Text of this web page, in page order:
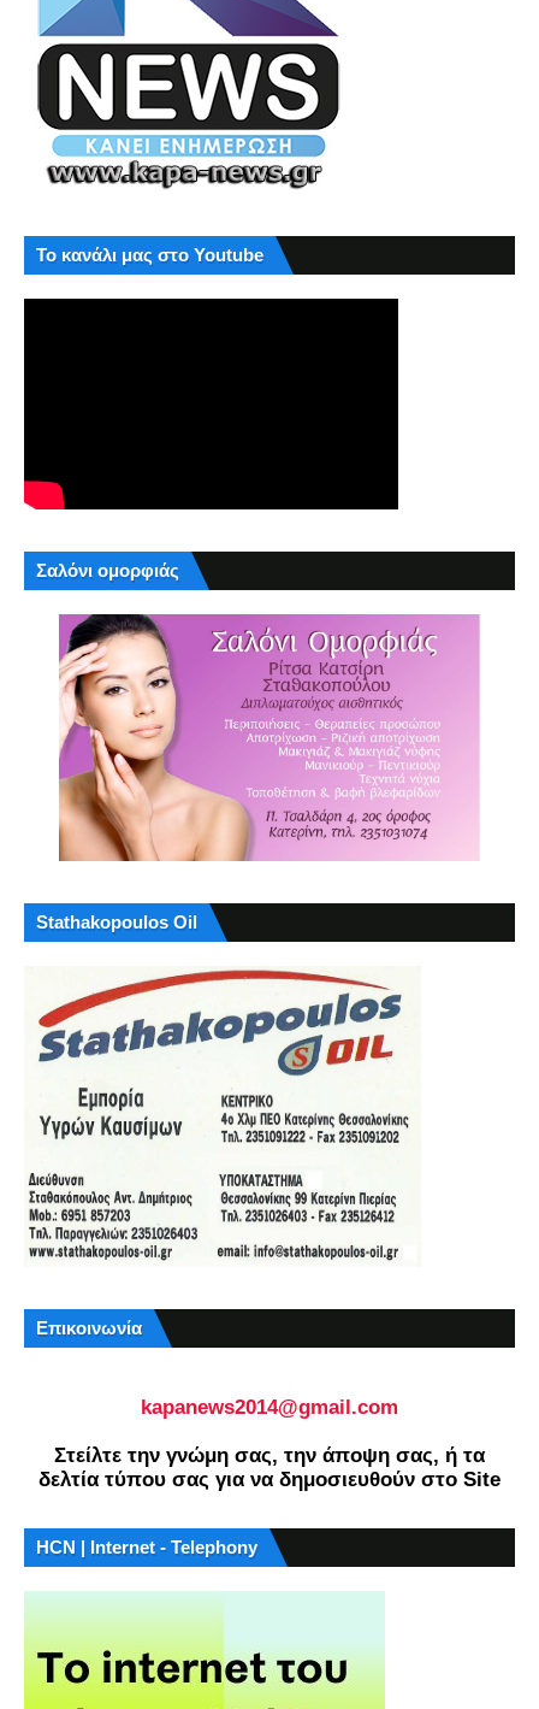
Το κανάλι μας στο Youtube
Σαλόνι ομορφιάς
Stathakopoulos Oil
Επικοινωνία
kapanews2014@gmail.com
Στείλτε την γνώμη σας, την άποψη σας, ή τα
δελτία τύπου σας για να δημοσιευθούν στο Site
HCN | Internet - Telephony